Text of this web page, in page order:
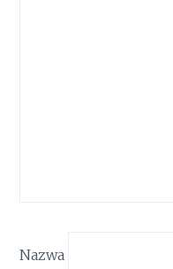
Nazwa